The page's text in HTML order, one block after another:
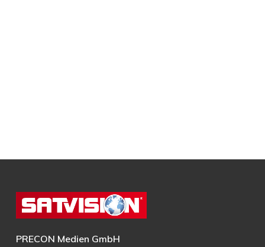
PRECON Medien GmbH